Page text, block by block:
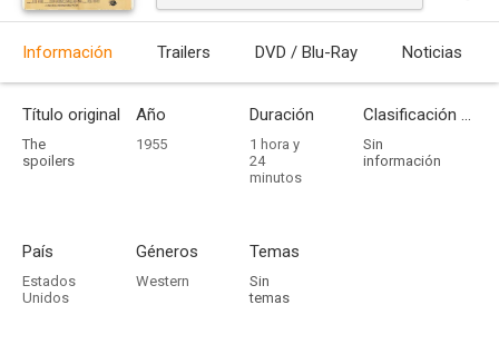
Información Trailers DVD / Blu-Ray Noticias
Título original
The
spoilers
Año
1955
Duración
1 hora y
24
minutos
Clasificación por edades
Sin
información
País
Estados
Unidos
Géneros
Western
Temas
Sin
temas